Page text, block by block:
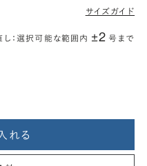
サイズガイド
し：選択可能な範囲内 ±2 号まで
れる